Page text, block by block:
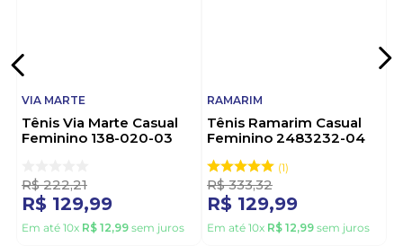
VIA MARTE
Tênis Via Marte Casual
Feminino 138-020-03
R$ 222,21
R$ 129,99
Em até 10x R$ 12,99 sem juros
RAMARIM
Tênis Ramarim Casual
Feminino 2483232-04
1
R$ 333,32
R$ 129,99
Em até 10x R$ 12,99 sem juros